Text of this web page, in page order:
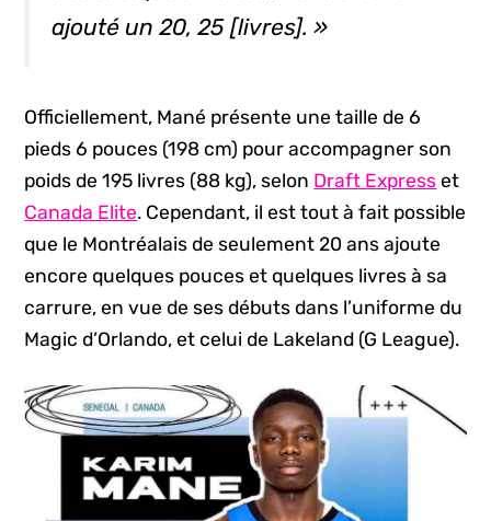
ajouté un 20, 25 [livres]. »
Officiellement, Mané présente une taille de 6
pieds 6 pouces (198 cm) pour accompagner son
poids de 195 livres (88 kg), selon Draft Express et
Canada Elite. Cependant, il est tout à fait possible
que le Montréalais de seulement 20 ans ajoute
encore quelques pouces et quelques livres à sa
carrure, en vue de ses débuts dans l’uniforme du
Magic d’Orlando, et celui de Lakeland (G League).